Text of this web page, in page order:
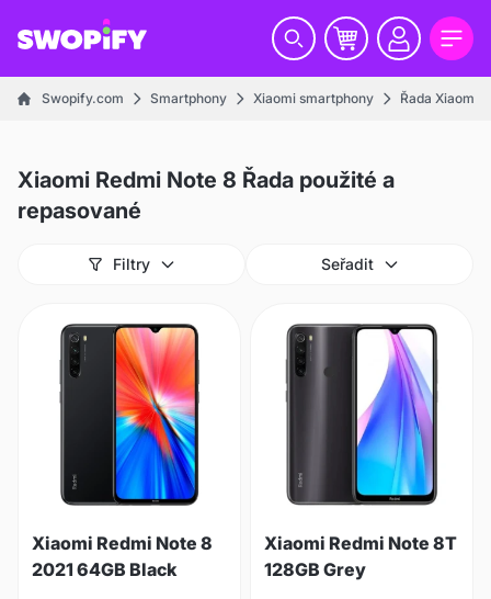
Swopify.com Smartphony Xiaomi smartphony Řada Xiaomi
Xiaomi Redmi Note 8 Řada použité a
repasované
Filtry Seřadit
Xiaomi Redmi Note 8
2021 64GB Black
Xiaomi Redmi Note 8T
128GB Grey